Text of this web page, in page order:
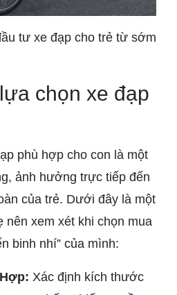
tư xe đạp cho trẻ từ sớm
chọn xe đạp
phù hợp cho con là một
ảnh hưởng trực tiếp đến
của trẻ. Dưới đây là một
nên xem xét khi chọn mua
binh nhí” của mình:
Xác định kích thước